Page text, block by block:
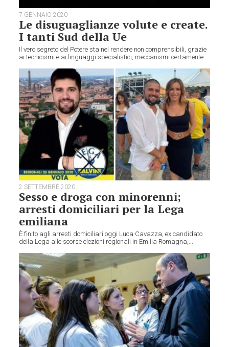
7 GENNAIO 2020
Le disuguaglianze volute e create.
I tanti Sud della Ue
Il vero segreto del Potere sta nel rendere non comprensibili, grazie
ai tecnicismi e ai linguaggi specialistici, meccanismi certamente...
2 SETTEMBRE 2020
Sesso e droga con minorenni;
arresti domiciliari per la Lega
emiliana
È finito agli arresti domiciliari oggi Luca Cavazza, ex candidato
della Lega alle scorse elezioni regionali in Emilia Romagna,...